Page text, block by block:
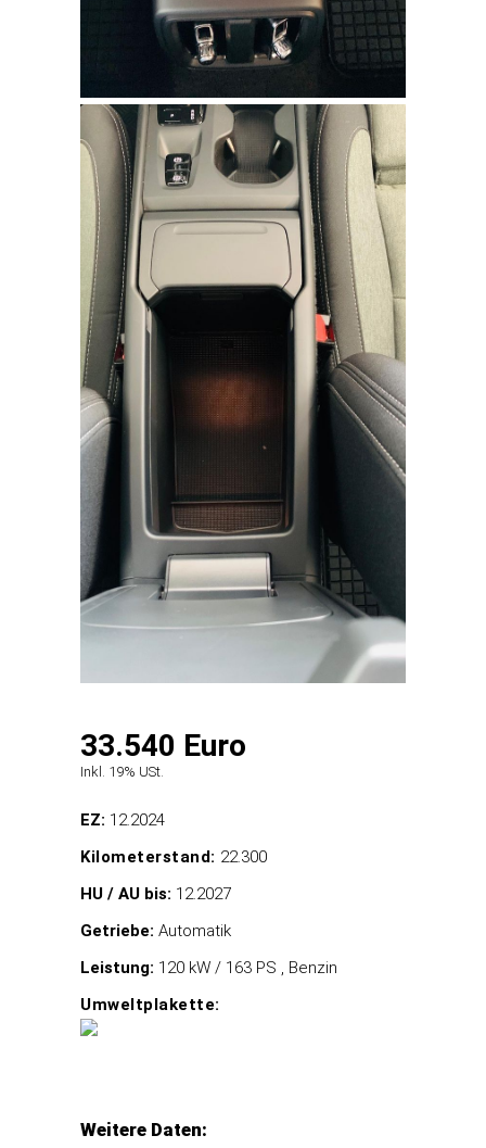
33.540 Euro
Inkl. 19% USt.
EZ: 12.2024
Kilometerstand: 22.300
HU / AU bis: 12.2027
Getriebe: Automatik
Leistung: 120 kW / 163 PS , Benzin
Umweltplakette:
Weitere Daten: